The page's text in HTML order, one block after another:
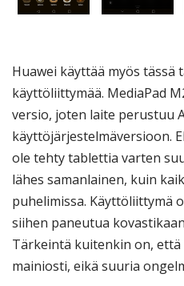
Huawei käyttää myös tässä
käyttöliittymää. MediaPad
versio, joten laite perustuu
käyttöjärjestelmäversioon.
ole tehty tablettia varten
lähes samanlainen, kuin
puhelimissa. Käyttöliittymä
siihen paneutua
Tärkeintä kuitenkin on,
mainiosti, eikä suuria